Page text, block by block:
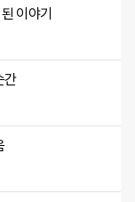
이야기
간